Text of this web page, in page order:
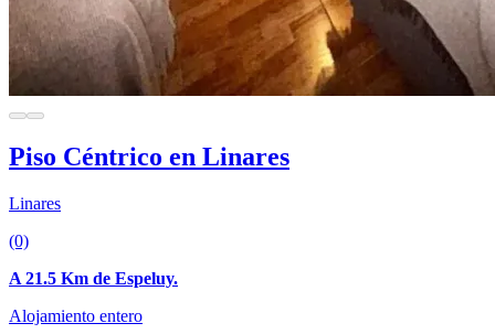
Piso Céntrico en Linares
Linares
(0)
A 21.5 Km de Espeluy.
Alojamiento entero